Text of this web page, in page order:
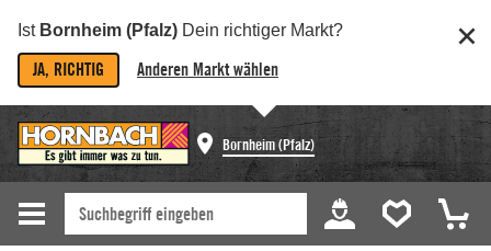
Ist Bornheim (Pfalz) Dein richtiger Markt?
JA, RICHTIG Anderen Markt wählen
Bornheim (Pfalz)